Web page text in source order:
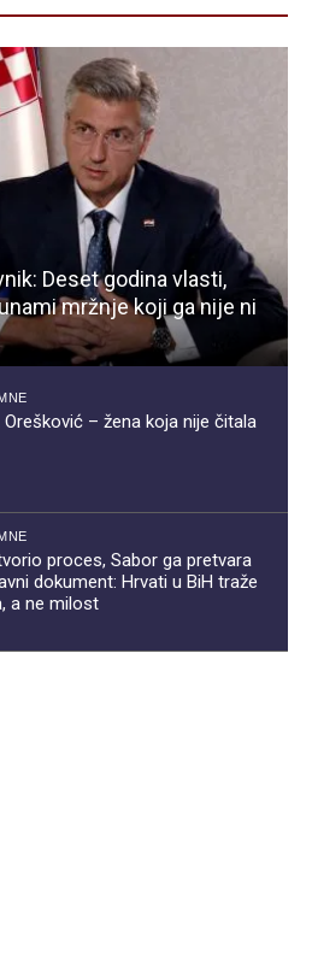
Deset godina vlasti,
mržnje koji ga nije ni
Orešković – žena koja nije čitala
proces, Sabor ga pretvara
dokument: Hrvati u BiH traže
a ne milost